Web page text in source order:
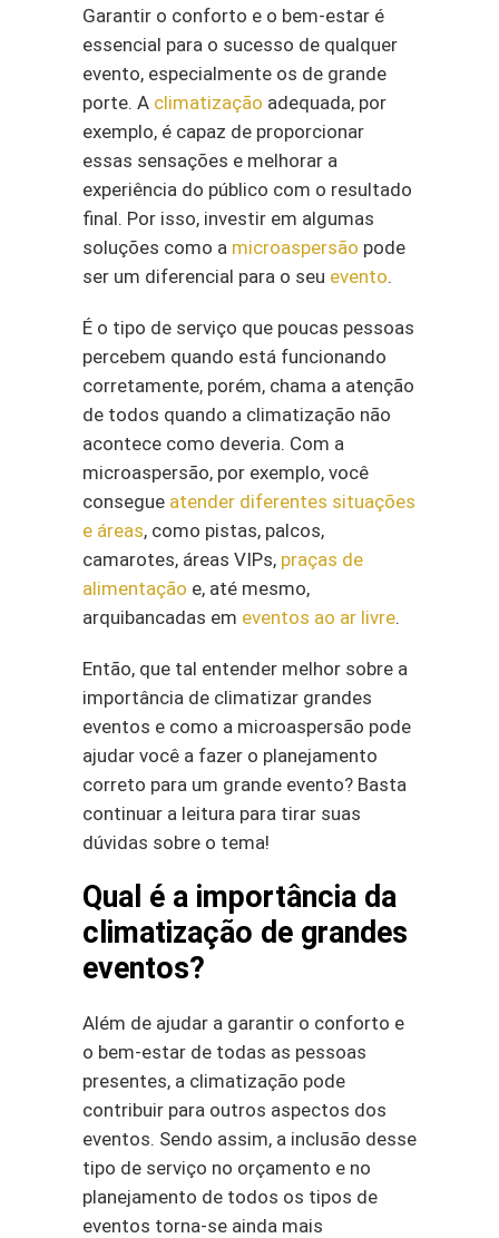
Garantir o conforto e o bem-estar é
essencial para o sucesso de qualquer
evento, especialmente os de grande
porte. A climatização adequada, por
exemplo, é capaz de proporcionar
essas sensações e melhorar a
experiência do público com o resultado
final. Por isso, investir em algumas
soluções como a microaspersão pode
ser um diferencial para o seu evento.
É o tipo de serviço que poucas pessoas
percebem quando está funcionando
corretamente, porém, chama a atenção
de todos quando a climatização não
acontece como deveria. Com a
microaspersão, por exemplo, você
consegue atender diferentes situações
e áreas, como pistas, palcos,
camarotes, áreas VIPs, praças de
alimentação e, até mesmo,
arquibancadas em eventos ao ar livre.
Então, que tal entender melhor sobre a
importância de climatizar grandes
eventos e como a microaspersão pode
ajudar você a fazer o planejamento
correto para um grande evento? Basta
continuar a leitura para tirar suas
dúvidas sobre o tema!
Qual é a importância da
climatização de grandes
eventos?
Além de ajudar a garantir o conforto e
o bem-estar de todas as pessoas
presentes, a climatização pode
contribuir para outros aspectos dos
eventos. Sendo assim, a inclusão desse
tipo de serviço no orçamento e no
planejamento de todos os tipos de
eventos torna-se ainda mais